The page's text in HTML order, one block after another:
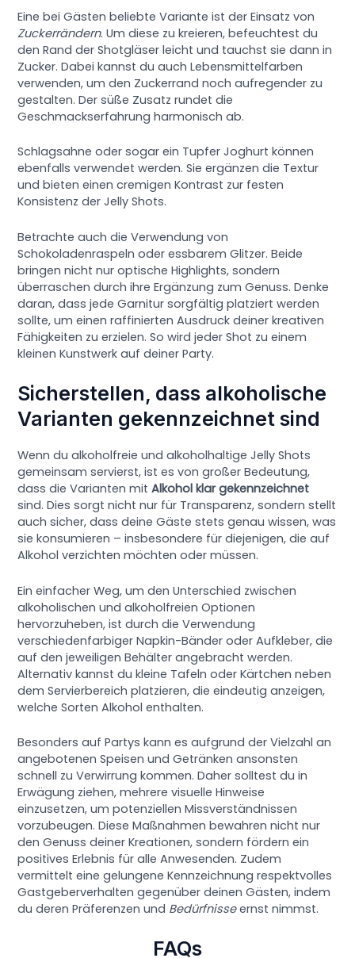
Eine bei Gästen beliebte Variante ist der Einsatz von
Zuckerrändern. Um diese zu kreieren, befeuchtest du
den Rand der Shotgläser leicht und tauchst sie dann in
Zucker. Dabei kannst du auch Lebensmittelfarben
verwenden, um den Zuckerrand noch aufregender zu
gestalten. Der süße Zusatz rundet die
Geschmackserfahrung harmonisch ab.
Schlagsahne oder sogar ein Tupfer Joghurt können
ebenfalls verwendet werden. Sie ergänzen die Textur
und bieten einen cremigen Kontrast zur festen
Konsistenz der Jelly Shots.
Betrachte auch die Verwendung von
Schokoladenraspeln oder essbarem Glitzer. Beide
bringen nicht nur optische Highlights, sondern
überraschen durch ihre Ergänzung zum Genuss. Denke
daran, dass jede Garnitur sorgfältig platziert werden
sollte, um einen raffinierten Ausdruck deiner kreativen
Fähigkeiten zu erzielen. So wird jeder Shot zu einem
kleinen Kunstwerk auf deiner Party.
Sicherstellen, dass alkoholische
Varianten gekennzeichnet sind
Wenn du alkoholfreie und alkoholhaltige Jelly Shots
gemeinsam servierst, ist es von großer Bedeutung,
dass die Varianten mitAlkohol klar gekennzeichnet
sind. Dies sorgt nicht nur für Transparenz, sondern stellt
auch sicher, dass deine Gäste stets genau wissen, was
sie konsumieren – insbesondere für diejenigen, die auf
Alkohol verzichten möchten oder müssen.
Ein einfacher Weg, um den Unterschied zwischen
alkoholischen und alkoholfreien Optionen
hervorzuheben, ist durch die Verwendung
verschiedenfarbiger Napkin-Bänder oder Aufkleber, die
auf den jeweiligen Behälter angebracht werden.
Alternativ kannst du kleine Tafeln oder Kärtchen neben
dem Servierbereich platzieren, die eindeutig anzeigen,
welche Sorten Alkohol enthalten.
Besonders auf Partys kann es aufgrund der Vielzahl an
angebotenen Speisen und Getränken ansonsten
schnell zu Verwirrung kommen. Daher solltest du in
Erwägung ziehen, mehrere visuelle Hinweise
einzusetzen, um potenziellen Missverständnissen
vorzubeugen. Diese Maßnahmen bewahren nicht nur
den Genuss deiner Kreationen, sondern fördern ein
positives Erlebnis für alle Anwesenden. Zudem
vermittelt eine gelungene Kennzeichnung respektvolles
Gastgeberverhalten gegenüber deinen Gästen, indem
du deren Präferenzen und Bedürfnisseernst nimmst.
FAQs